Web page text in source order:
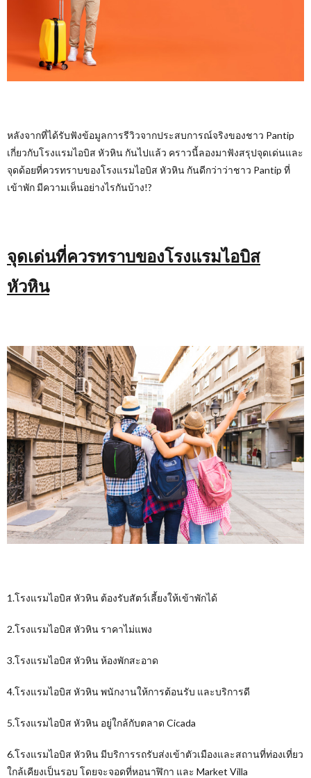
หลังจากที่ได้รับฟังข้อมูลการรีวิวจากประสบการณ์จริงของชาว Pantip
เกี่ยวกับโรงแรมไอบิส หัวหิน กันไปแล้ว คราวนี้ลองมาฟังสรุปจุดเด่นและ
จุดด้อยที่ควรทราบของโรงแรมไอบิส หัวหิน กันดีกว่าว่าชาว Pantip ที่
เข้าพัก มีความเห็นอย่างไรกันบ้าง!?
จุดเด่นที่ควรทราบของโรงแรมไอบิส
หัวหิน
1.โรงแรมไอบิส หัวหิน ต้องรับสัตว์เลี้ยงให้เข้าพักได้
2.โรงแรมไอบิส หัวหิน ราคาไม่แพง
3.โรงแรมไอบิส หัวหิน ห้องพักสะอาด
4.โรงแรมไอบิส หัวหิน พนักงานให้การต้อนรับ และบริการดี
5.โรงแรมไอบิส หัวหิน อยู่ใกล้กับตลาด Cicada
6.โรงแรมไอบิส หัวหิน มีบริการรถรับส่งเข้าตัวเมืองและสถานที่ท่องเที่ยว
ใกล้เคียงเป็นรอบ โดยจะจอดที่หอนาฬิกา และ Market Villa